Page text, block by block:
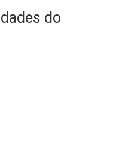
do